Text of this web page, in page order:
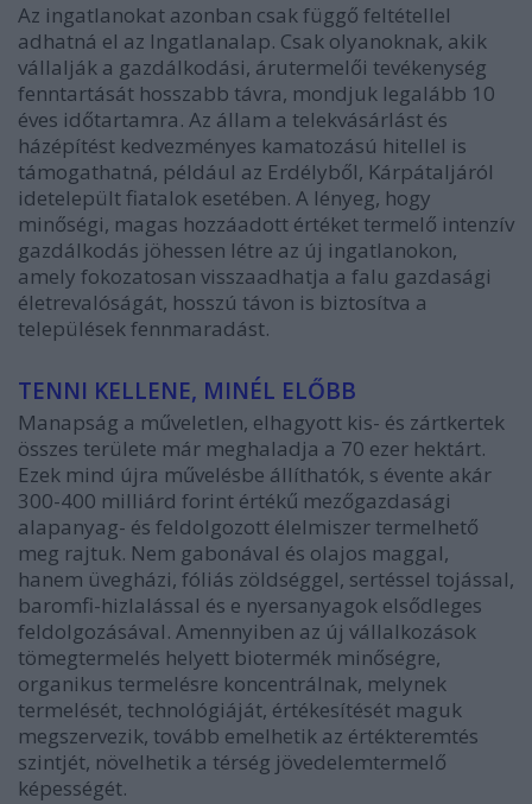
Az ingatlanokat azonban csak függő feltétellel
adhatná el az Ingatlanalap. Csak olyanoknak, akik
vállalják a gazdálkodási, árutermelői tevékenység
fenntartását hosszabb távra, mondjuk legalább 10
éves időtartamra. Az állam a telekvásárlást és
házépítést kedvezményes kamatozású hitellel is
támogathatná, például az Erdélyből, Kárpátaljáról
idetelepült fiatalok esetében. A lényeg, hogy
minőségi, magas hozzáadott értéket termelő intenzív
gazdálkodás jöhessen létre az új ingatlanokon,
amely fokozatosan visszaadhatja a falu gazdasági
életrevalóságát, hosszú távon is biztosítva a
települések fennmaradást.
TENNI KELLENE, MINÉL ELŐBB
Manapság a műveletlen, elhagyott kis- és zártkertek
összes területe már meghaladja a 70 ezer hektárt.
Ezek mind újra művelésbe állíthatók, s évente akár
300-400 milliárd forint értékű mezőgazdasági
alapanyag- és feldolgozott élelmiszer termelhető
meg rajtuk. Nem gabonával és olajos maggal,
hanem üvegházi, fóliás zöldséggel, sertéssel tojással,
baromfi-hizlalással és e nyersanyagok elsődleges
feldolgozásával. Amennyiben az új vállalkozások
tömegtermelés helyett biotermék minőségre,
organikus termelésre koncentrálnak, melynek
termelését, technológiáját, értékesítését maguk
megszervezik, tovább emelhetik az értékteremtés
szintjét, növelhetik a térség jövedelemtermelő
képességét.